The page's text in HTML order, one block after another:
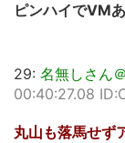
ピンハイでVM
29: 名無しさん
00:40:27.08
丸山も落馬せず